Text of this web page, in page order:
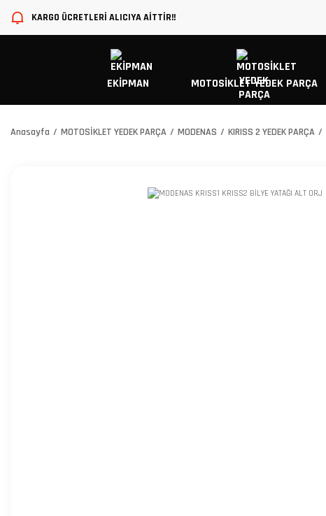
KARGO ÜCRETLERİ ALICIYA AİTTİR!!
EKİPMAN MOTOSİKLET YEDEK PARÇA
Anasayfa MOTOSİKLET YEDEK PARÇA MODENAS KIRISS 2 YEDEK PARÇA